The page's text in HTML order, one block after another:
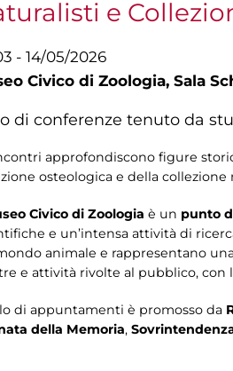
e
- 14/05/2026
Civico di Zoologia, Sala
di conferenze tenuto da
approfondiscono figure
osteologica e della collezione
Civico di Zoologia è un punto
e un’intensa attività di
animale e rappresentano
e attività rivolte al pubblico, con
di appuntamenti è promosso da
della Memoria,